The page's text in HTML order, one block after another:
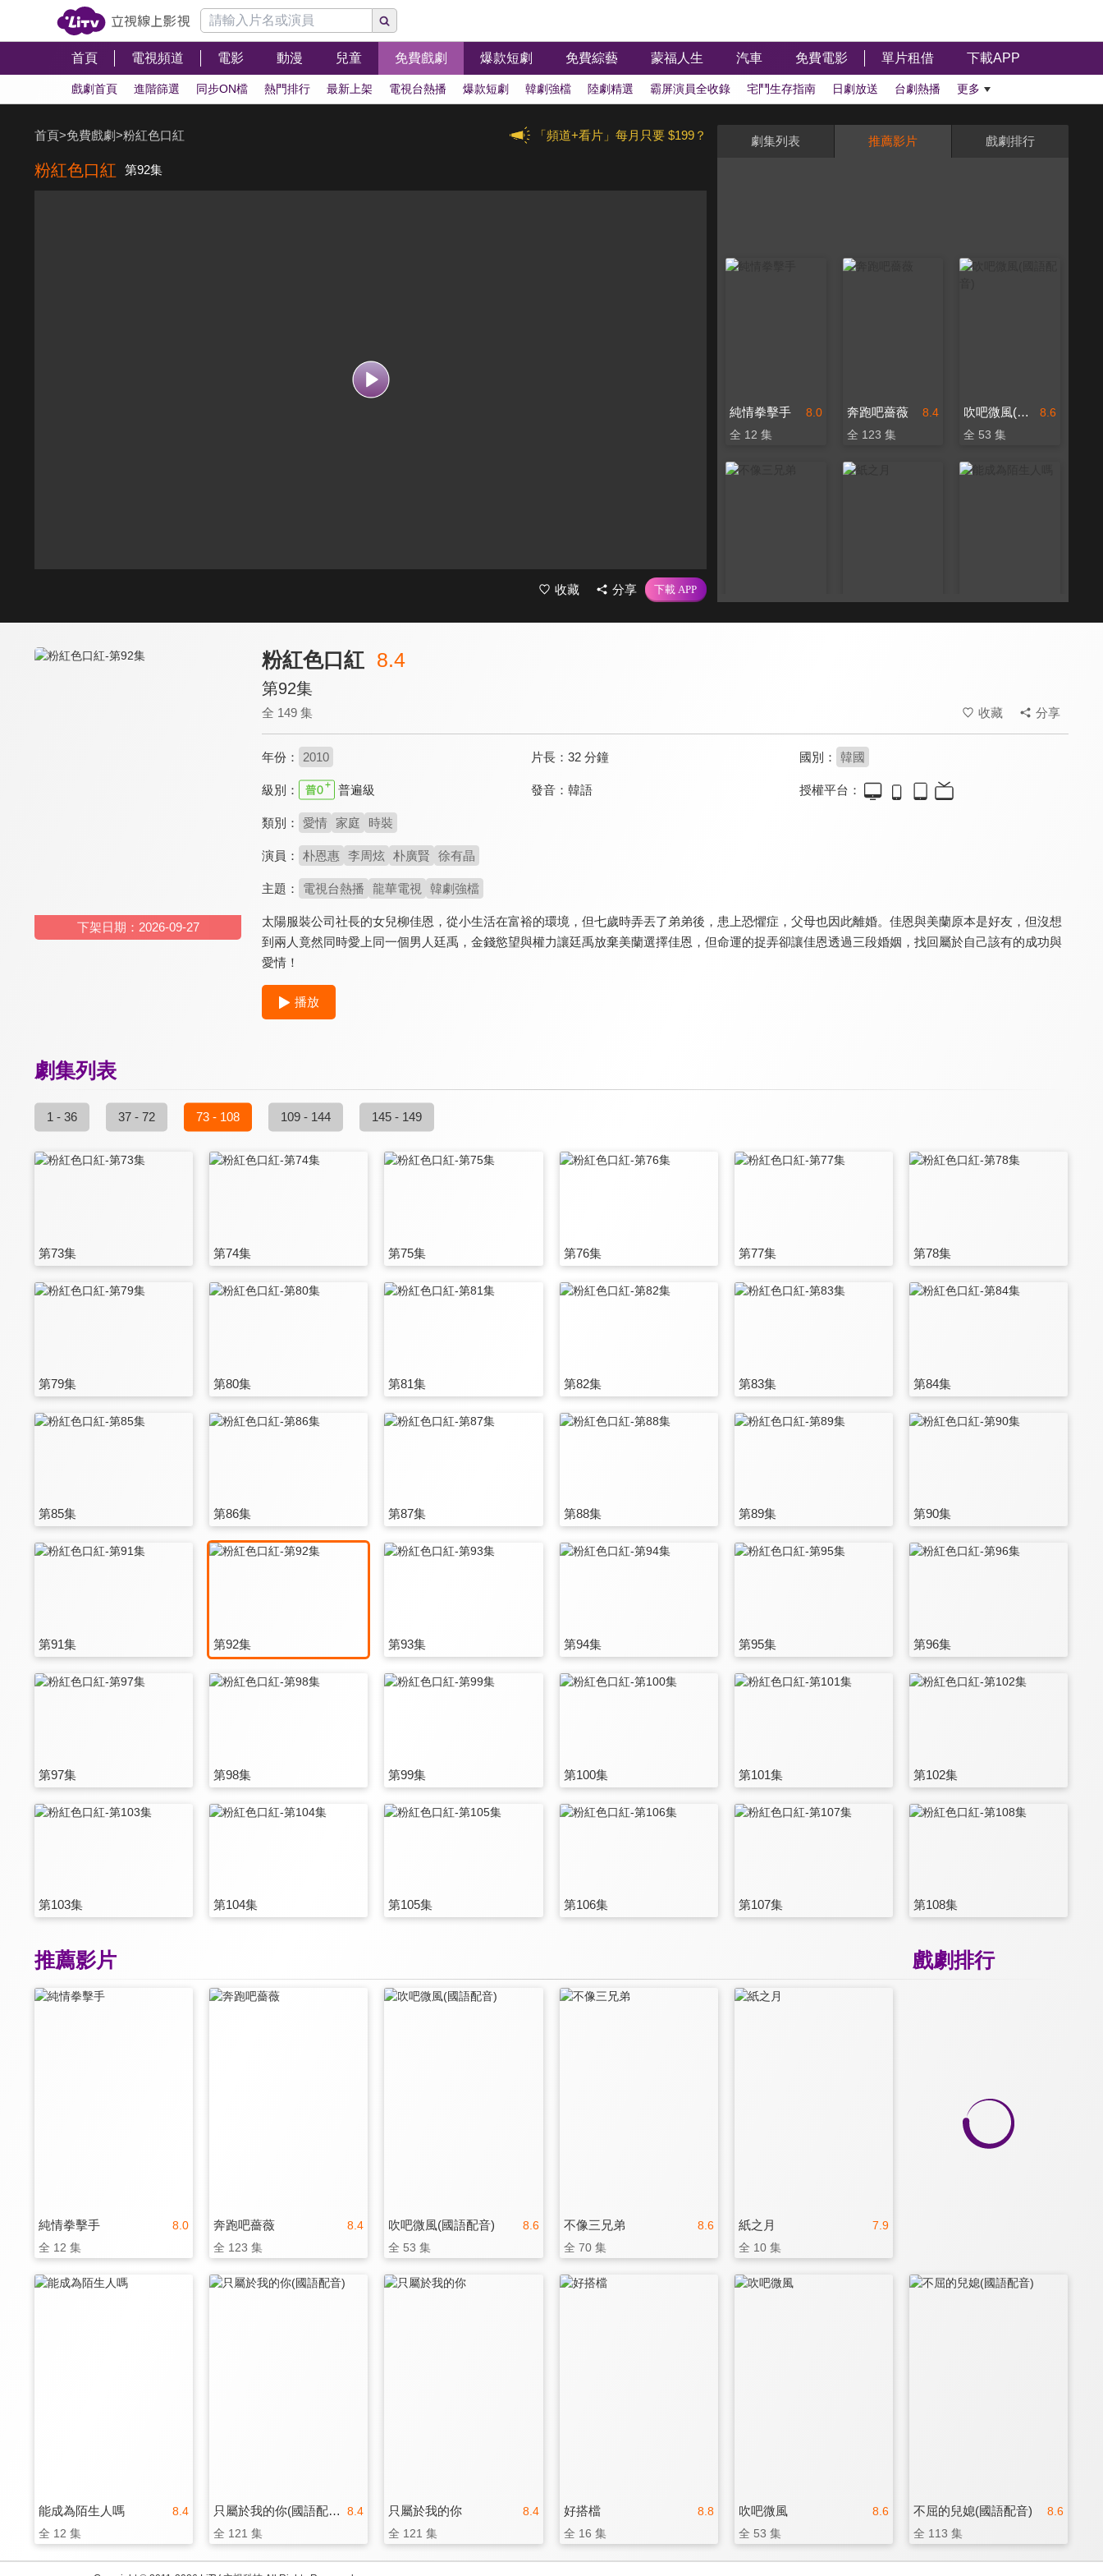
首頁 電視頻道 電影 動漫 兒童 免費戲劇 爆款短劇 免費綜藝 蒙福人生 汽車 免費電影 單片租借 下載APP
戲劇首頁 進階篩選 同步ON檔 熱門排行 最新上架 電視台熱播 爆款短劇 韓劇強檔 陸劇精選 霸屏演員全收錄 宅鬥生存指南 日劇放送 台劇熱播 更多
「頻道+看片」每月只要 $199？
首頁>免費戲劇>粉紅色口紅
粉紅色口紅 第92集
收藏 分享
劇集列表 推薦影片 戲劇排行
8.0
純情拳擊手
全 12 集
8.4
奔跑吧薔薇
全 123 集
8.6
吹吧微風(國語配音)
全 53 集
下架日期：2026-09-27
粉紅色口紅 8.4
第92集
全 149 集 收藏 分享
年份： 2010 片長： 32 分鐘 國別： 韓國
級別： 普遍級 發音： 韓語 授權平台：
類別： 愛情 家庭 時裝
演員： 朴恩惠 李周炫 朴廣賢 徐有晶
主題： 電視台熱播 龍華電視 韓劇強檔
太陽服裝公司社長的女兒柳佳恩，從小生活在富裕的環境，但七歲時弄丟了弟弟後，患上恐懼症，父母也因此離婚。佳恩與美蘭原本是好友，但沒想
到兩人竟然同時愛上同一個男人廷禹，金錢慾望與權力讓廷禹放棄美蘭選擇佳恩，但命運的捉弄卻讓佳恩透過三段婚姻，找回屬於自己該有的成功與
愛情！
播放
劇集列表
1 - 36 37 - 72 73 - 108 109 - 144 145 - 149
第73集 第74集 第75集 第76集 第77集 第78集
第79集 第80集 第81集 第82集 第83集 第84集
第85集 第86集 第87集 第88集 第89集 第90集
第91集 第92集 第93集 第94集 第95集 第96集
第97集 第98集 第99集 第100集 第101集 第102集
第103集 第104集 第105集 第106集 第107集 第108集
戲劇排行
推薦影片
8.0
純情拳擊手
全 12 集
8.4
奔跑吧薔薇
全 123 集
8.6
吹吧微風(國語配音)
全 53 集
8.6
不像三兄弟
全 70 集
7.9
紙之月
全 10 集
8.4
能成為陌生人嗎
全 12 集
8.4
只屬於我的你(國語配音)
全 121 集
8.4
只屬於我的你
全 121 集
8.8
好搭檔
全 16 集
8.6
吹吧微風
全 53 集
8.6
不屈的兒媳(國語配音)
全 113 集